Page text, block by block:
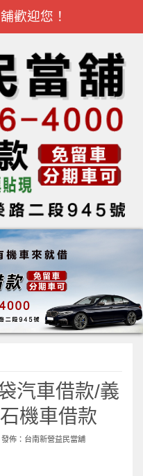
歡迎您！
汽車借款/義
機車借款
佈： 台南新營益民當舖